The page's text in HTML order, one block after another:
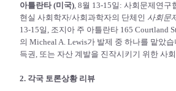
아틀란타 (미국), 8월 13-15일: 사회문제연구
현실 사회학자/사회과학자의 단체인 사회문
13-15일, 조지아 주 아틀란타 165 Courtland
의 Micheal A. Lewis가 발제 중 하나를 맡았
득권, 또는 자산 계발을 진작시키기 위한 사
2. 각국 토론상황 리뷰